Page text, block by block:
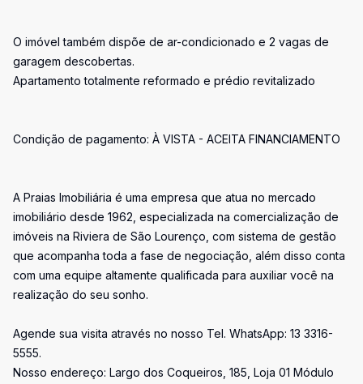
O imóvel também dispõe de ar-condicionado e 2 vagas de
garagem descobertas.
Apartamento totalmente reformado e prédio revitalizado
Condição de pagamento: À VISTA - ACEITA FINANCIAMENTO
A Praias Imobiliária é uma empresa que atua no mercado
imobiliário desde 1962, especializada na comercialização de
imóveis na Riviera de São Lourenço, com sistema de gestão
que acompanha toda a fase de negociação, além disso conta
com uma equipe altamente qualificada para auxiliar você na
realização do seu sonho.
Agende sua visita através no nosso Tel. WhatsApp: 13 3316-
5555.
Nosso endereço: Largo dos Coqueiros, 185, Loja 01 Módulo